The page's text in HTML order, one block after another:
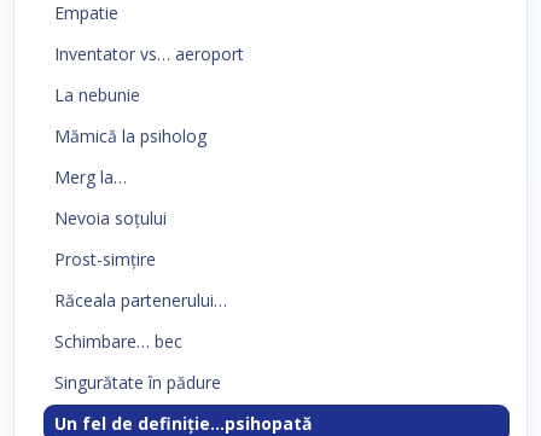
Empatie
Inventator vs… aeroport
La nebunie
Mămică la psiholog
Merg la…
Nevoia soţului
Prost-simţire
Răceala partenerului…
Schimbare… bec
Singurătate în pădure
Un fel de definiţie…psihopată